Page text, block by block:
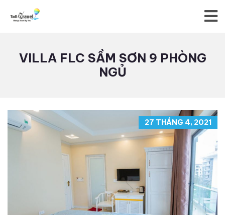
VILLA FLC SẦM SƠN 9 PHÒNG
NGỦ
27 THÁNG 4, 2021